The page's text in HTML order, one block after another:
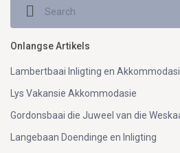
Onlangse Artikels
Lambertbaai Inligting en
Lys Vakansie Akkommodasie
Gordonsbaai die Juweel van die
Langebaan Doendinge en Inligting